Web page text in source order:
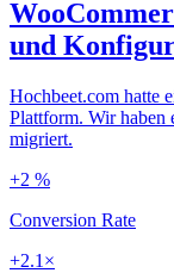
und
Hochbeet.com hatte
Plattform. Wir haben
migriert.
+2 %
Conversion Rate
+2.1×